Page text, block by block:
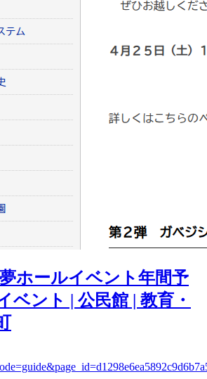
ホールイベント年間予
ベント | 公民館 | 教育・